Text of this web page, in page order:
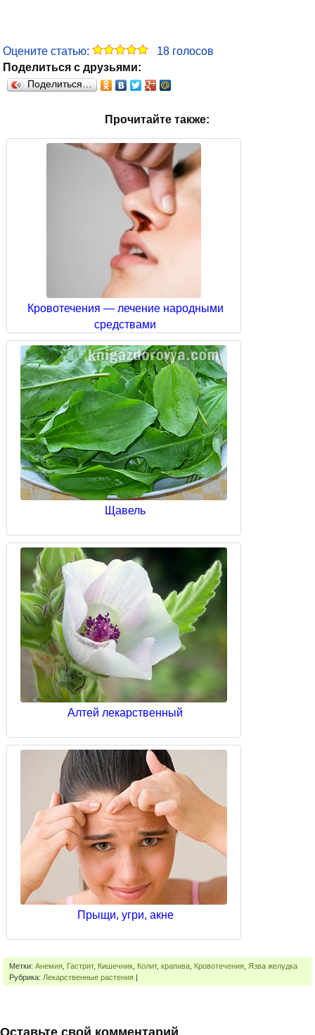
Оцените статью: 18 голосов
Поделиться с друзьями:
Поделиться…
Прочитайте также:
Кровотечения — лечение народными
средствами
Щавель
Алтей лекарственный
Прыщи, угри, акне
Метки: Анемия Гастрит, Кишечник Колит, крапива Кровотечения Язва желудка
Рубрика: Лекарственные растения